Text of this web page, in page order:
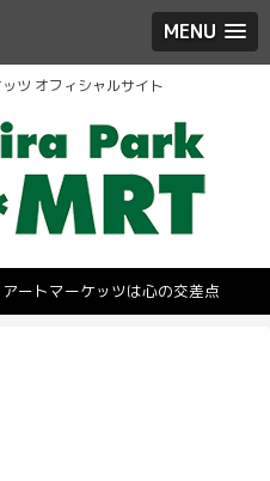
MENU
ツ オフィシャルサイト
ートマーケッツは心の交差点